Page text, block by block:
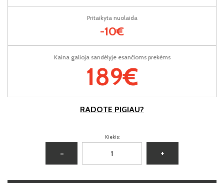
Kaina galioja sandėlyje esančioms prekėms
189€
Pritaikyta nuolaida
-10€
RADOTE PIGIAU?
Kiekis:
− +